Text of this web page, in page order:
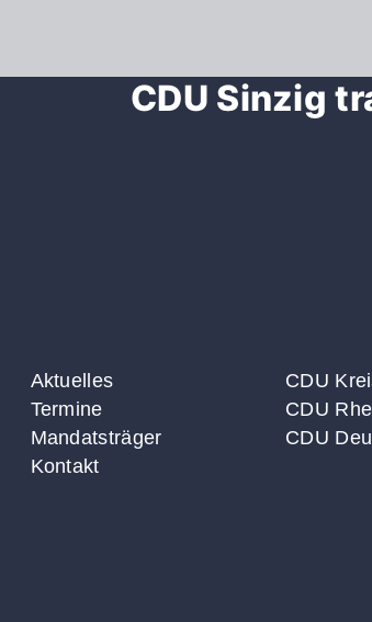
CDU Sinzig
Aktuelles
Termine
Mandatsträger
Kontakt
CDU
CDU
CDU